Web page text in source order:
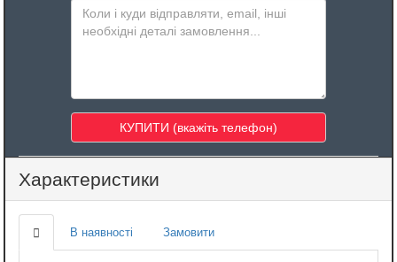
Характеристики
В наявності Замовити